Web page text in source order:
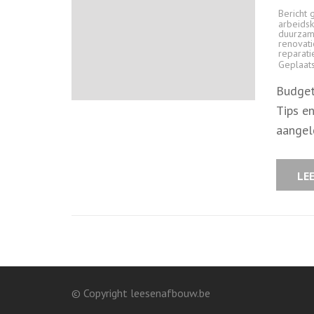
Bericht
Tips
© Copyright leesenafbouw.be